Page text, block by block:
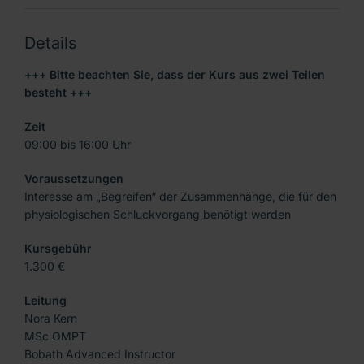
Details
+++ Bitte beachten Sie, dass der Kurs aus zwei Teilen
besteht +++
Zeit
09:00 bis 16:00 Uhr
Voraussetzungen
Interesse am „Begreifen“ der Zusammenhänge, die für den
physiologischen Schluckvorgang benötigt werden
Kursgebühr
1.300 €
Leitung
Nora Kern
MSc OMPT
Bobath Advanced Instructor